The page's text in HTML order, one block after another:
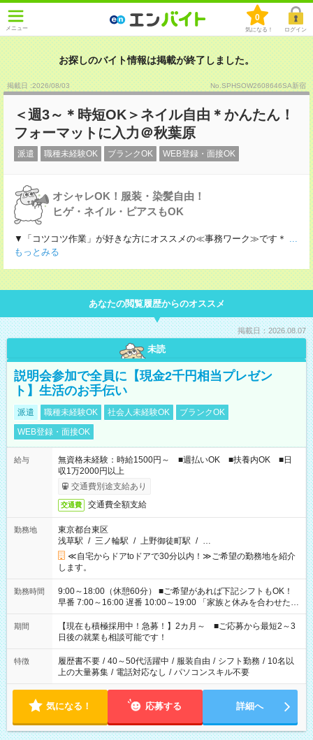
メニュー
0
気になる！ ログイン
お探しのバイト情報は掲載が終了しました。
掲載日 :2026/08/03 No.SPHSOW2608646SA新宿
＜週3～＊時短OK＞ネイル自由＊かんたん！
フォーマットに入力＠秋葉原
派遣 職種未経験OK ブランクOK WEB登録・面接OK
オシャレOK！服装・染髪自由！
ヒゲ・ネイル・ピアスもOK
▼「コツコツ作業」が好きな方にオススメの≪事務ワーク≫です＊ ...
もっとみる
あなたの閲覧履歴からのオススメ
掲載日：2026.08.07
未読
説明会参加で全員に【現金2千円相当プレゼン
ト】生活のお手伝い
派遣 職種未経験OK 社会人未経験OK
ブランクOK
WEB登録・面接OK
給与
無資格未経験：時給1500円～ ■週払いOK ■扶養内OK ■日
収1万2000円以上
交通費別途支給あり
交通費 交通費全額支給
勤務地
東京都台東区
浅草駅 / 三ノ輪駅 / 上野御徒町駅 / …
≪自宅からドアtoドアで30分以内！≫ご希望の勤務地を紹介
します。
勤務時間
9:00～18:00（休憩60分） ■ご希望があれば下記シフトもOK！
早番 7:00～16:00 遅番 10:00～19:00 「家族と休みを合わせた
い」 「余裕を持って夕飯の準備がしたい」 「できれば残業はし
たくない」 など、ご希望を教えてくださいね。 ※Wワーク希望
の方へ 今ご覧のお仕事で希望する勤務時間と、もう1つのお仕事
の勤務時間。 合計で週40時間を超える場合は応募できません。
期間
【現在も積極採用中！急募！】2カ月～ ■ご応募から最短2～3
日後の就業も相談可能です！
特徴 履歴書不要 / 40～50代活躍中 / 服装自由 / シフト勤務 / 10名以
上の大量募集 / 電話対応なし / パソコンスキル不要
気になる！ 応募する 詳細へ